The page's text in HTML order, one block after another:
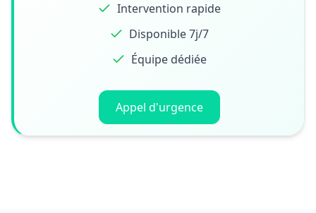
Intervention rapide
Disponible 7j/7
Équipe dédiée
Appel d'urgence